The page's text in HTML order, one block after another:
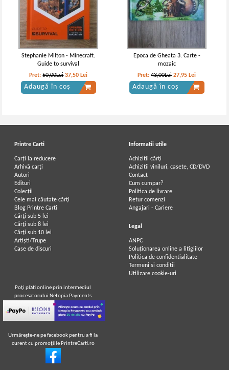
Stephanie Milton - Minecraft.
Guide to survival
Pret:50,00Lei 37,50 Lei
Adaugă în coș
Epoca de Gheata 3. Carte -
mozaic
Pret:43,00Lei 27,95 Lei
Adaugă în coș
Printre Carti
Carți la reducere
Arhivă carți
Autori
Edituri
Colecții
Cele mai căutate cărți
Blog Printre Carti
Cărţi sub 5 lei
Cărţi sub 8 lei
Cărţi sub 10 lei
Artiști/Trupe
Case de discuri
Informatii utile
Achizitii cărți
Achizitii viniluri, casete, CD/DVD
Contact
Cum cumpar?
Politica de livrare
Retur comenzi
Angajari - Cariere
Legal
ANPC
Soluționarea online a litigiilor
Politica de confidentialitate
Termeni si conditii
Utilizare cookie-uri
Poţi plăti online prin intermediul
procesatorului Netopia Payments
Urmăreşte-ne pe facebook pentru a fi la
curent cu promoţiile PrintreCarti.ro